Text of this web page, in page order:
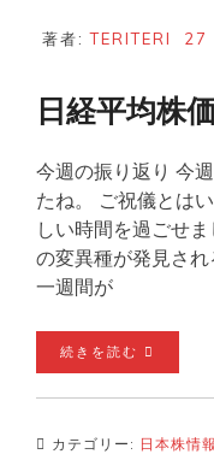
著者:TERITERI 27
日経平均株
今週の振り返り 今
たね。 ご祝儀とは
しい時間を過ごせ
の変異種が発見さ
一週間が
続きを読む
カテゴリー: 日本株情報